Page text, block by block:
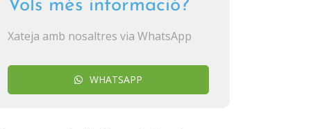
Vols més informació?
Xateja amb nosaltres via WhatsApp
WHATSAPP